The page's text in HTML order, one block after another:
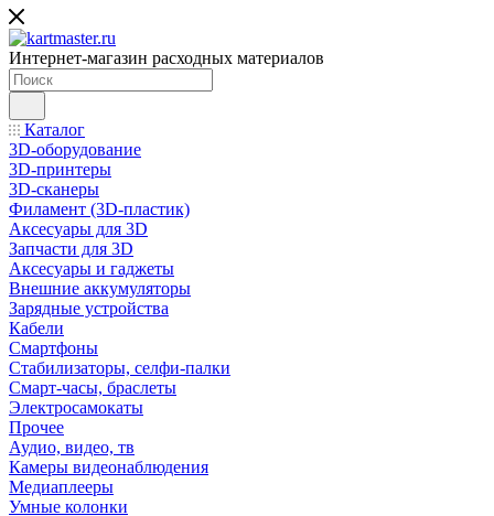
Интернет-магазин расходных материалов
Каталог
3D-оборудование
3D-принтеры
3D-сканеры
Филамент (3D-пластик)
Аксесуары для 3D
Запчасти для 3D
Аксесуары и гаджеты
Внешние аккумуляторы
Зарядные устройства
Кабели
Смартфоны
Стабилизаторы, селфи-палки
Смарт-часы, браслеты
Электросамокаты
Прочее
Аудио, видео, тв
Камеры видеонаблюдения
Медиаплееры
Умные колонки